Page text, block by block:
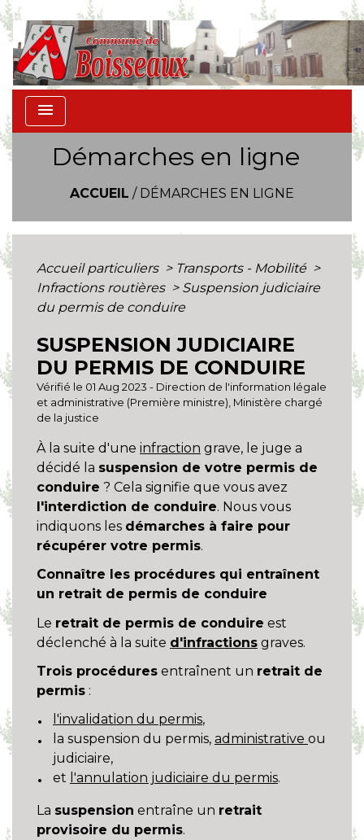
menu
Démarches en ligne
ACCUEIL / DÉMARCHES EN LIGNE
Accueil particuliers > Transports - Mobilité >
Infractions routières > Suspension judiciaire
du permis de conduire
SUSPENSION JUDICIAIRE
DU PERMIS DE CONDUIRE
Vérifié le 01 Aug 2023 - Direction de l'information légale
et administrative (Première ministre), Ministère chargé
de la justice
À la suite d'une infraction grave, le juge a
décidé la suspension de votre permis de
conduire ? Cela signifie que vous avez
l'interdiction de conduire. Nous vous
indiquons les démarches à faire pour
récupérer votre permis.
Connaître les procédures qui entraînent
un retrait de permis de conduire
Le retrait de permis de conduire est
déclenché à la suite d'infractions graves.
Trois procédures entraînent un retrait de
permis :
l'invalidation du permis,
la suspension du permis, administrative ou
judiciaire,
et l'annulation judiciaire du permis.
La suspension entraîne un retrait
provisoire du permis.